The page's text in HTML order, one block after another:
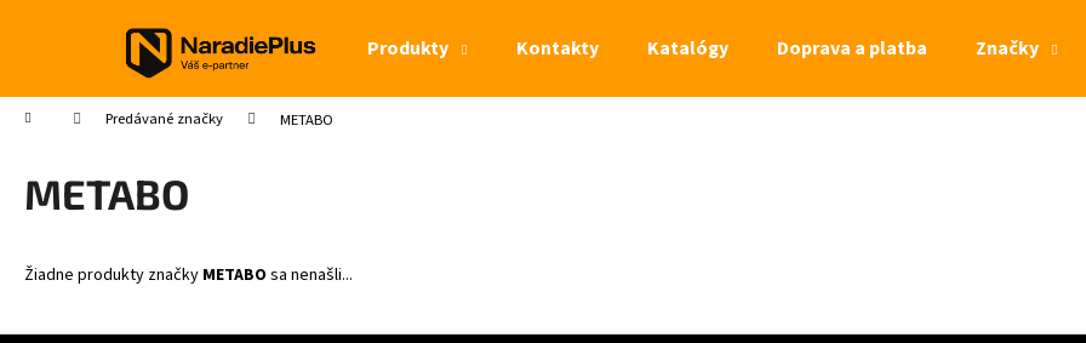
Produkty Kontakty Katalógy Doprava a platba Značky
Domov Predávané značky METABO
METABO
Žiadne produkty značky METABO sa nenašli...
do
do